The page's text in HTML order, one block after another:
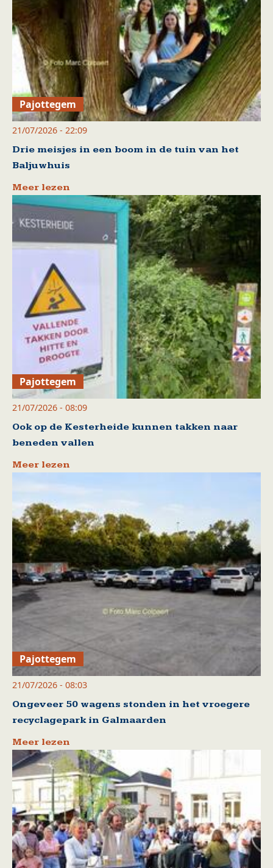
Pajottegem
21/07/2026 - 22:09
Drie meisjes in een boom in de tuin van het
Baljuwhuis
Meer lezen
Pajottegem
21/07/2026 - 08:09
Ook op de Kesterheide kunnen takken naar
beneden vallen
Meer lezen
Pajottegem
21/07/2026 - 08:03
Ongeveer 50 wagens stonden in het vroegere
recyclagepark in Galmaarden
Meer lezen